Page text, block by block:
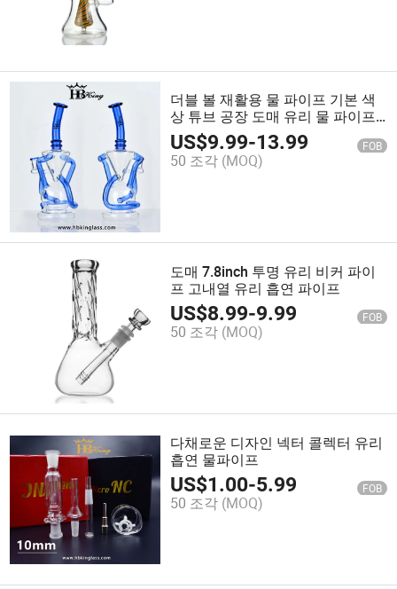
더블 볼 재활용 물 파이프 기본 색
상 튜브 공장 도매 유리 물 파이프
흡연
US$9.99-13.99 FOB
50 조각 (MOQ)
도매 7.8inch 투명 유리 비커 파이
프 고내열 유리 흡연 파이프
US$8.99-9.99 FOB
50 조각 (MOQ)
다채로운 디자인 넥터 콜렉터 유리
흡연 물파이프
US$1.00-5.99 FOB
50 조각 (MOQ)